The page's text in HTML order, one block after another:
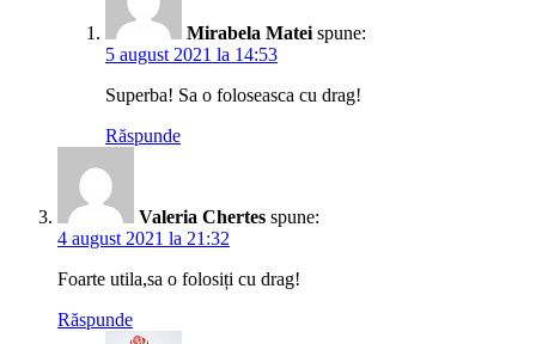
Mirabela Matei spune:
5 august 2021 la 14:53
Superba! Sa o foloseasca cu drag!
Răspunde
Valeria Chertes spune:
4 august 2021 la 21:32
Foarte utila,sa o folosiți cu drag!
Răspunde